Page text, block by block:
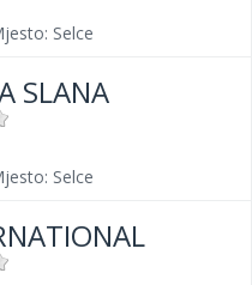
Selce
SLANA
Selce